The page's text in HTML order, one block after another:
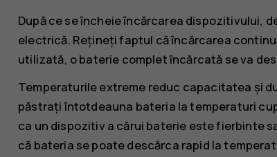
După ce se încheie încărcarea dispozitivului,
electrică. Rețineți faptul că încărcarea
utilizată, o baterie complet încărcată se va
Temperaturile extreme reduc capacitatea și
păstrați întotdeauna bateria la temperaturi
ca un dispozitiv a cărui baterie este fierbinte
că bateria se poate descărca rapid la